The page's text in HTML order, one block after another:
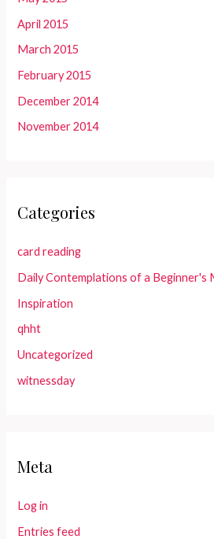
April 2015
March 2015
February 2015
December 2014
November 2014
Categories
card reading
Daily Contemplations of a Beginner's
Inspiration
qhht
Uncategorized
witnessday
Meta
Log in
Entries feed